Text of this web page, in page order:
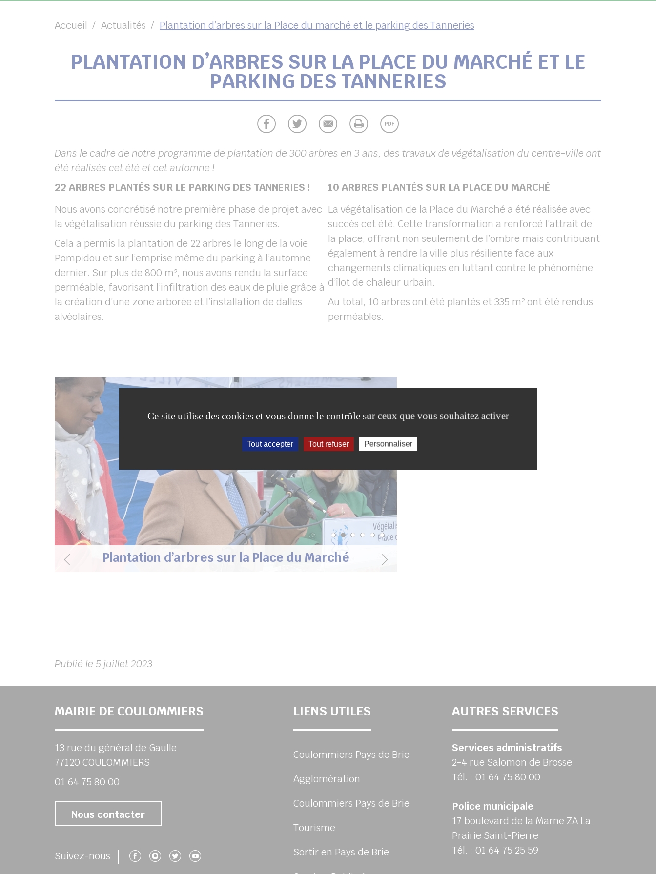
Accueil Actualités Plantation d’arbres sur la Place du marché et le parking des Tanneries
PLANTATION D’ARBRES SUR LA PLACE DU MARCHÉ ET LE
PARKING DES TANNERIES
Dans le cadre de notre programme de plantation de 300 arbres en 3 ans, des travaux de végétalisation du centre-ville ont
été réalisés cet été et cet automne !
22 ARBRES PLANTÉS SUR LE PARKING DES TANNERIES !
Nous avons concrétisé notre première phase de projet avec
la végétalisation réussie du parking des Tanneries.
Cela a permis la plantation de 22 arbres le long de la voie
Pompidou et sur l’emprise même du parking à l’automne
dernier. Sur plus de 800 m², nous avons rendu la surface
perméable, favorisant l’infiltration des eaux de pluie grâce à
la création d’une zone arborée et l’installation de dalles
alvéolaires.
10 ARBRES PLANTÉS SUR LA PLACE DU MARCHÉ
La végétalisation de la Place du Marché a été réalisée avec
succès cet été. Cette transformation a renforcé l’attrait de
la place, offrant non seulement de l’ombre mais contribuant
également à rendre la ville plus résiliente face aux
changements climatiques en luttant contre le phénomène
d’îlot de chaleur urbain.
Au total, 10 arbres ont été plantés et 335 m² ont été rendus
perméables.
Afficher le slide
Afficher le slide
Afficher le slide
Afficher le slide
Afficher le slide
Afficher le slide
Plantation d’arbres sur la Place du Marché
Publié le 5 juillet 2023
MAIRIE DE COULOMMIERS
13 rue du général de Gaulle
77120 COULOMMIERS
01 64 75 80 00
Nous contacter
Suivez-nous Suivez-nous sur Facebook
Suivez-nous sur Instagram
Suivez-nous sur Twitter
Suivez-nous sur Youtube
LIENS UTILES
Coulommiers Pays de Brie
Agglomération
Coulommiers Pays de Brie
Tourisme
Sortir en Pays de Brie
AUTRES SERVICES
Services administratifs
2-4 rue Salomon de Brosse
Tél. : 01 64 75 80 00
Police municipale
17 boulevard de la Marne ZA La
Prairie Saint-Pierre
Tél. : 01 64 75 25 59
Ce site utilise des cookies et vous donne le contrôle sur ceux que vous souhaitez activer
Tout accepter Tout refuser Personnaliser